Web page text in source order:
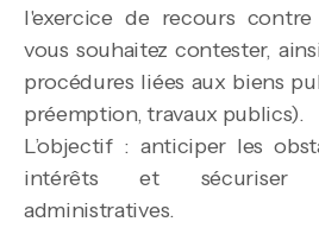
l'exercice de recours
vous souhaitez contester,
procédures liées aux biens
préemption, travaux publics).
L’objectif : anticiper les
intérêts et sécuriser
administratives.